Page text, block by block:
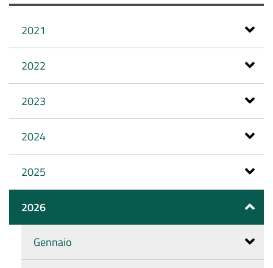
2021
2022
2023
2024
2025
2026
Gennaio